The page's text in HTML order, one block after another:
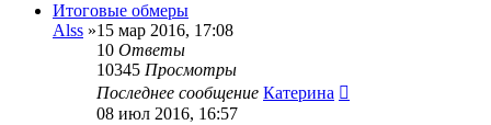
Итоговые обмеры
Alss »15 мар 2016, 17:08
10 Ответы
10345 Просмотры
Последнее сообщение Катерина
08 июл 2016, 16:57